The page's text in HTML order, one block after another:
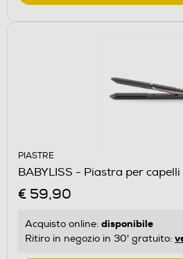
PIASTRE
BABYLISS - Piastra per
€ 59,90
Acquisto online: disponibile
Ritiro in negozio in 30' gratuito: